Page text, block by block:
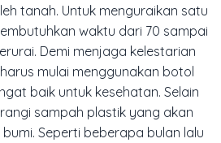
tanah. Untuk menguraikan satu
waktu dari 70 sampai
Demi menjaga kelestarian
mulai menggunakan botol
baik untuk kesehatan. Selain
sampah plastik yang akan
Seperti beberapa bulan lalu